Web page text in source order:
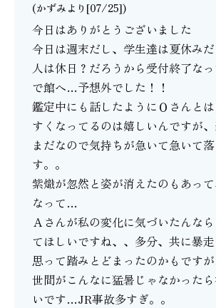
(かずみより[07/25])
今日はありがとうございました
今日は週末だし、学生達は夏休み
人は休日？だろうから受付終了な
で館へ…予想外でした！！
鑑定中にも話したようにＯさんと
すくなってるのは嬉しいんですが
まだなので気持ちが急いて急いて
す。。
紫熾が忽然と姿が消えたのもあっ
なって…
Ａさんが私の変化に気づいたんな
てほしいですね、、多分、共に暴
思って踏みとどまったのかもです
世間がこんなに猛暑じゃなかった
いです…JR事故多すぎ。。